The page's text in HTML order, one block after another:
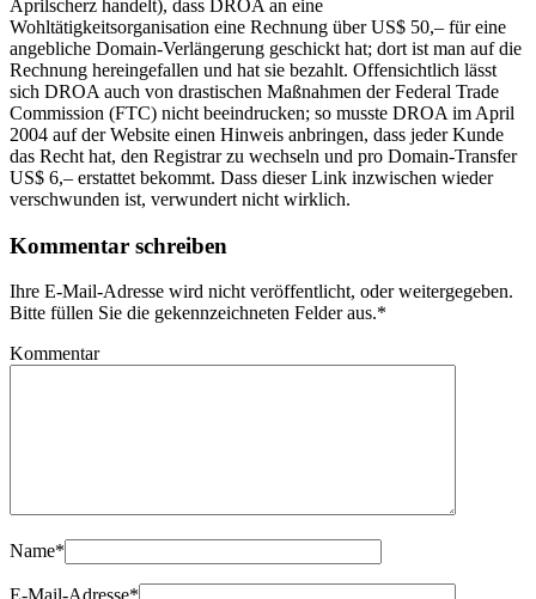
Aprilscherz handelt), dass DROA an eine
Wohltätigkeitsorganisation eine Rechnung über US$ 50,– für eine
angebliche Domain-Verlängerung geschickt hat; dort ist man auf die
Rechnung hereingefallen und hat sie bezahlt. Offensichtlich lässt
sich DROA auch von drastischen Maßnahmen der Federal Trade
Commission (FTC) nicht beeindrucken; so musste DROA im April
2004 auf der Website einen Hinweis anbringen, dass jeder Kunde
das Recht hat, den Registrar zu wechseln und pro Domain-Transfer
US$ 6,– erstattet bekommt. Dass dieser Link inzwischen wieder
verschwunden ist, verwundert nicht wirklich.
Kommentar schreiben
Ihre E-Mail-Adresse wird nicht veröffentlicht, oder weitergegeben.
Bitte füllen Sie die gekennzeichneten Felder aus.*
Kommentar
Name*